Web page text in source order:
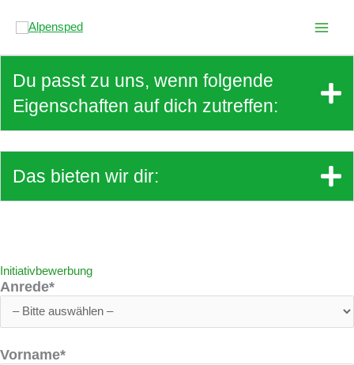
Inhalt
Du passt zu uns, wenn folgende
Eigenschaften auf dich zutreffen:
Das bieten wir dir:
Initiativbewerbung
Anrede*
Vorname*